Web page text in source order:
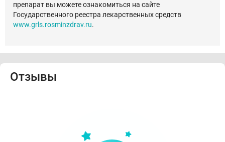
препарат вы можете ознакомиться на сайте
Государственного реестра лекарственных средств
www.grls.rosminzdrav.ru.
Отзывы